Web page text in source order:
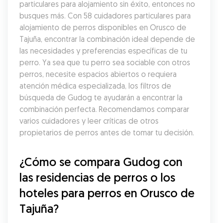
particulares para alojamiento sin éxito, entonces no
busques más. Con 58 cuidadores particulares para
alojamiento de perros disponibles en Orusco de
Tajuña, encontrar la combinación ideal depende de
las necesidades y preferencias específicas de tu
perro. Ya sea que tu perro sea sociable con otros
perros, necesite espacios abiertos o requiera
atención médica especializada, los filtros de
búsqueda de Gudog te ayudarán a encontrar la
combinación perfecta. Recomendamos comparar
varios cuidadores y leer críticas de otros
propietarios de perros antes de tomar tu decisión.
¿Cómo se compara Gudog con
las residencias de perros o los
hoteles para perros en Orusco de
Tajuña?